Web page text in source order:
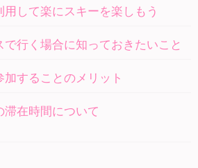
して楽にスキーを楽しもう
行く場合に知っておきたいこと
することのメリット
滞在時間について